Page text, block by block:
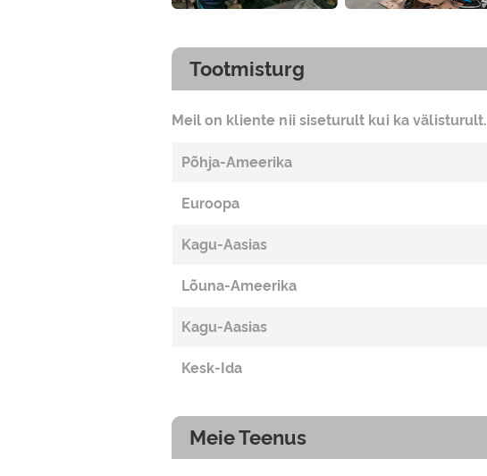
Tootmisturg
Meil on kliente nii siseturult kui ka välisturult.
Põhja-Ameerika
Euroopa
Kagu-Aasias
Lõuna-Ameerika
Kagu-Aasias
Kesk-Ida
Meie Teenus